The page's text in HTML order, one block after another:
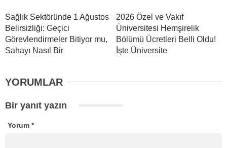
Sağlık Sektöründe 1 Ağustos
Belirsizliği: Geçici
Görevlendirmeler Bitiyor mu,
Sahayı Nasıl Bir
2026 Özel ve Vakıf
Üniversitesi Hemşirelik
Bölümü Ücretleri Belli Oldu!
İşte Üniversite
YORUMLAR
Bir yanıt yazın
Yorum *